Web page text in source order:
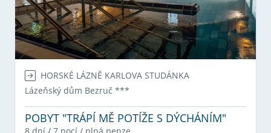
HORSKÉ LÁZNĚ KARLOVA STUDÁNKA
Lázeňský dům Bezruč ***
POBYT "TRÁPÍ MĚ POTÍŽE S DÝCHÁNÍM"